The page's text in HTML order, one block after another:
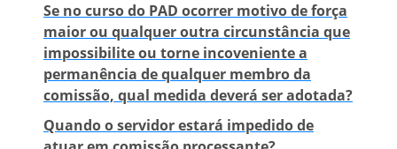
Se no curso do PAD ocorrer motivo de força
maior ou qualquer outra circunstância que
impossibilite ou torne incoveniente a
permanência de qualquer membro da
comissão, qual medida deverá ser adotada?
Quando o servidor estará impedido de